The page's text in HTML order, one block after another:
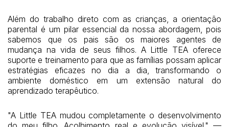
Além do trabalho direto com as crianças, a orientação
parental é um pilar essencial da nossa abordagem, pois
sabemos que os pais são os maiores agentes de
mudança na vida de seus filhos. A Little TEA oferece
suporte e treinamento para que as famílias possam aplicar
estratégias eficazes no dia a dia, transformando o
ambiente doméstico em um extensão natural do
aprendizado terapêutico.
"A Little TEA mudou completamente o desenvolvimento